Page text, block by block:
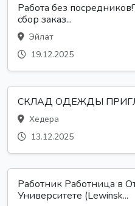
Работа без
сбор заказ...
Эйлат
19.12.2025
СКЛАД ОДЕЖДЫ
Хедера
13.12.2025
Работник Работница в
Университете (Lewinsk...